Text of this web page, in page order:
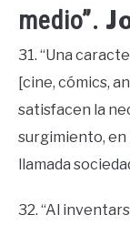
medio”.
31. “Una
[cine, cómics,
satisfacen la
surgimiento, en
llamada
32. “Al